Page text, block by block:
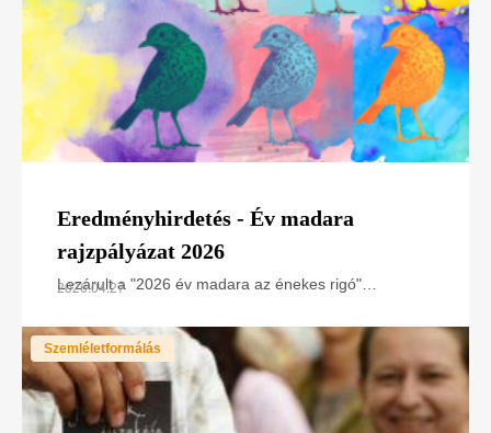
Eredményhirdetés - Év madara
rajzpályázat 2026
Lezárult a "2026 év madara az énekes rigó"
iránti lelkesedés idén is lenyűgöző formában öltött
2026.04.27
Szemléletformálás